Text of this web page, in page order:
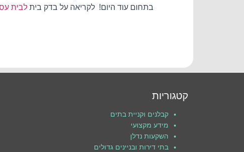
בתחום עוד היום! לקריאה על בדק בית לבית
קטגוריות
קבלנים וקניית בתים
מידע מקצועי
השקעות נדלן
בתי דירות ובניינים גדולים